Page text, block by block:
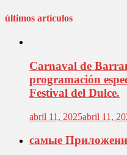
últimos artículos
Carnaval de
programación
Festival del Dulce.
abril 11, 2025abril 11,
самые